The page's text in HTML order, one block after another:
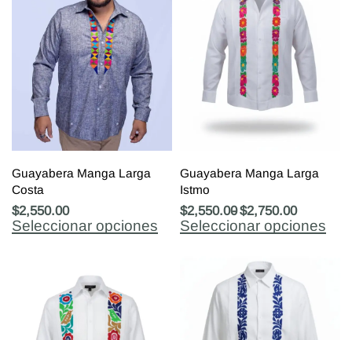
Guayabera Manga Larga
Costa
$2,550.00
Seleccionar opciones
Guayabera Manga Larga
Istmo
$2,550.00$2,750.00
Seleccionar opciones